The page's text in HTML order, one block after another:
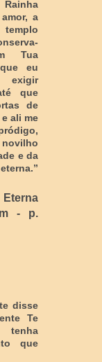
a
templo
Tua
eu
que
de
ali me
novilho
e da
.”
- p.
disse
Te
tenha
que